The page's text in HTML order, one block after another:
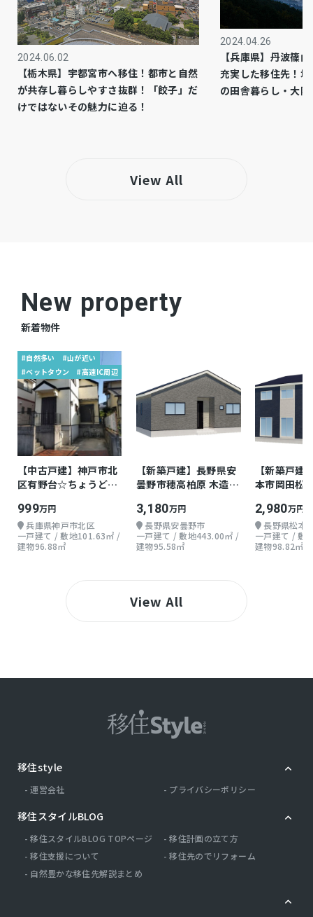
設備・条件 －
・洪水:浸水想定0.5m～3.0mの区域(兵庫県CGハ
ザードマップ)
2024.06.02
【栃木県】宇都宮市へ移住！都市と自然
が共存し暮らしやすさ抜群！「餃子」だ
けではないその魅力に迫る！
2024.04.26
【兵庫県】丹波篠
充実した移住先！
の田舎暮らし・大
View All
New property
新着物件
#自然多い
#山が近い
#ベットタウン
#高速IC周辺
【中古戸建】神戸市北
区有野台☆ちょうどよ
999万円
兵庫県神戸市北区
一戸建て / 敷地101.63㎡ /
建物96.88㎡
【新築戸建】長野県安
曇野市穂高柏原 木造
3,180万円
長野県安曇野市
一戸建て / 敷地443.00㎡ /
建物95.58㎡
【新築戸建
本市岡田松
2,980万円
長野県松本
一戸建て / 敷
建物98.82㎡
View All
移住style
運営会社 プライバシーポリシー
移住スタイルBLOG
移住スタイルBLOG TOPページ
移住計画の立て方
移住支援について
移住先のでリフォーム
自然豊かな移住先解説まとめ